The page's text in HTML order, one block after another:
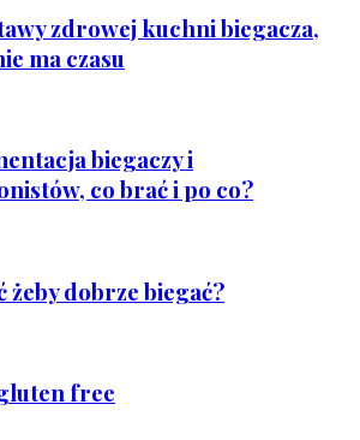
zdrowej kuchni biegacza,
ma czasu
biegaczy i
co brać i po co?
żeby dobrze biegać?
free